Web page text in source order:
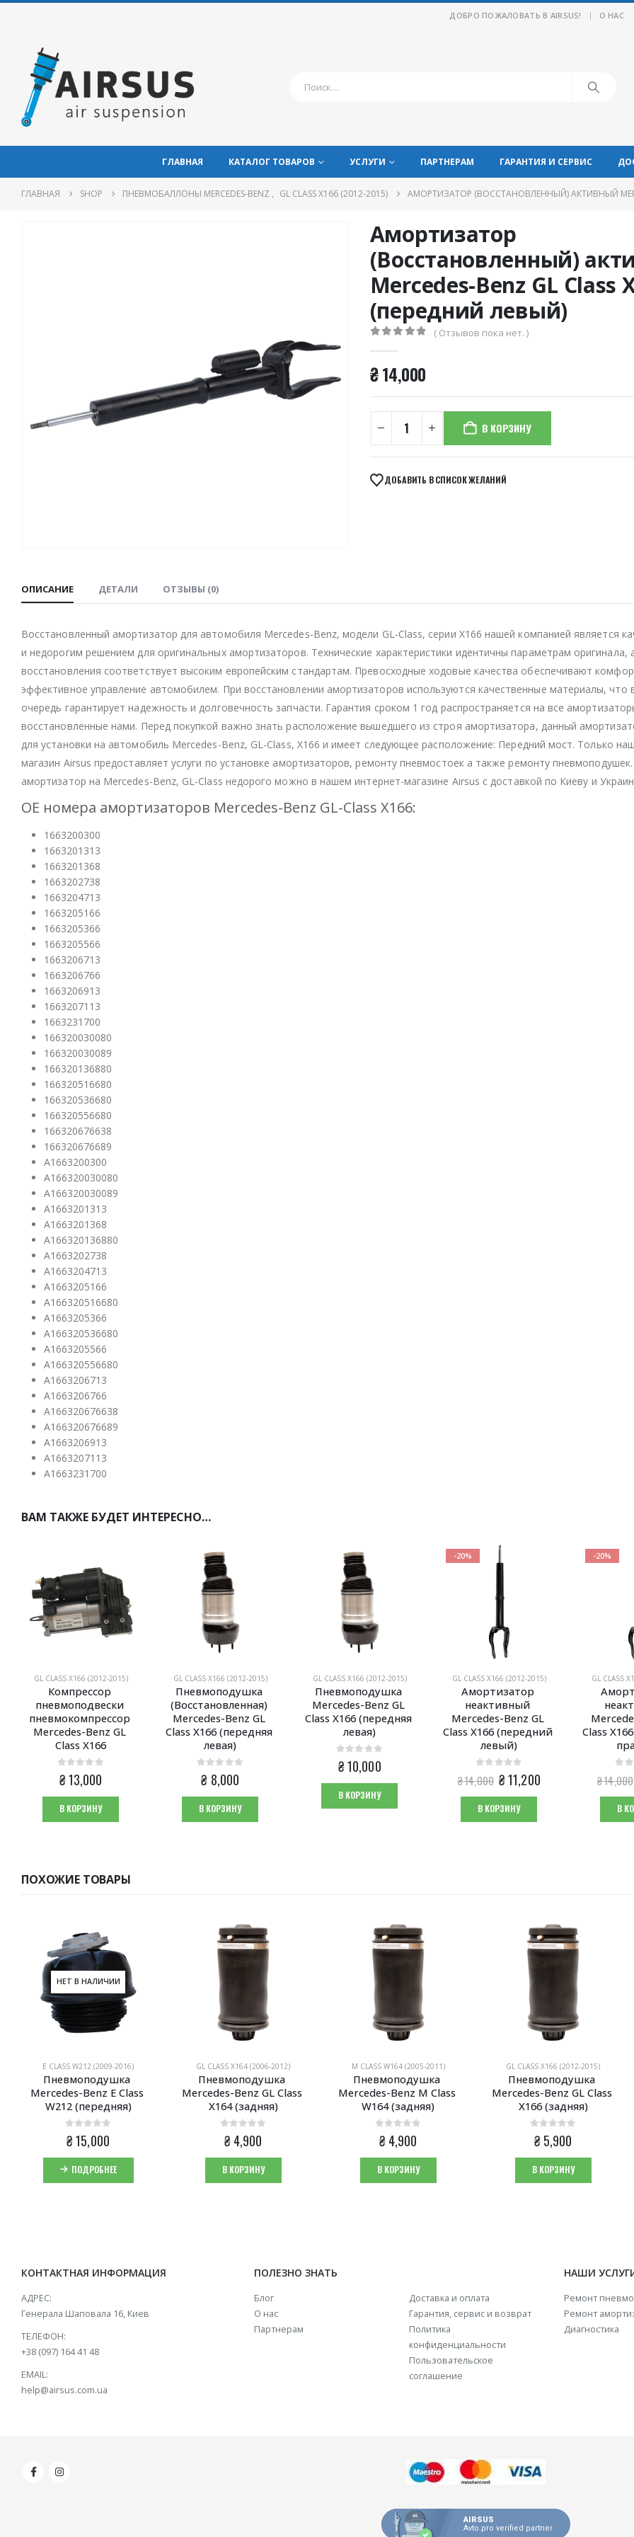
ДОБРО ПОЖАЛОВАТЬ В AIRSUS! | О НАС
ГЛАВНАЯ КАТАЛОГ ТОВАРОВ УСЛУГИ ПАРТНЕРАМ ГАРАНТИЯ И СЕРВИС
ГЛАВНАЯ SHOP ПНЕВМОБАЛЛОНЫ MERCEDES-BENZ , GL CLASS X166 (2012-2015) АМОРТИЗАТОР (ВОССТАНОВЛЕННЫЙ) АКТИВНЫЙ
Амортизатор
(Восстановленный)
Mercedes-Benz GL Class
(передний левый)
( Отзывов пока нет. )
₴14,000
В КОРЗИНУ
ДОБАВИТЬ В СПИСОК ЖЕЛАНИЙ
ОПИСАНИЕ ДЕТАЛИ ОТЗЫВЫ (0)
Восстановленный амортизатор для автомобиля Mercedes-Benz, модели GL-Class, серии X166 нашей компанией является
и недорогим решением для оригинальных амортизаторов. Технические характеристики идентичны параметрам оригинала,
восстановления соответствует высоким европейским стандартам. Превосходные ходовые качества обеспечивают
эффективное управление автомобилем. При восстановлении амортизаторов используются качественные материалы, что
очередь гарантирует надежность и долговечность запчасти. Гарантия сроком 1 год распространяется на все
восстановленные нами. Перед покупкой важно знать расположение вышедшего из строя амортизатора, данный
для установки на автомобиль Mercedes-Benz, GL-Class, X166 и имеет следующее расположение: Передний мост. Только
магазин Airsus предоставляет услуги по установке амортизаторов, ремонту пневмостоек а также ремонту
амортизатор на Mercedes-Benz, GL-Class недорого можно в нашем интернет-магазине Airsus с доставкой по Киеву и
OE номера амортизаторов Mercedes-Benz GL-Class X166:
1663200300
1663201313
1663201368
1663202738
1663204713
1663205166
1663205366
1663205566
1663206713
1663206766
1663206913
1663207113
1663231700
166320030080
166320030089
166320136880
166320516680
166320536680
166320556680
166320676638
166320676689
A1663200300
A166320030080
A166320030089
A1663201313
A1663201368
A166320136880
A1663202738
A1663204713
A1663205166
A166320516680
A1663205366
A166320536680
A1663205566
A166320556680
A1663206713
A1663206766
A166320676638
A166320676689
A1663206913
A1663207113
A1663231700
ВАМ ТАКЖЕ БУДЕТ ИНТЕРЕСНО…
GL CLASS X166 (2012-2015)
Компрессор
пневмоподвески
пневмокомпрессор
Mercedes-Benz GL
Class X166
0 из 5
₴13,000
В КОРЗИНУ
GL CLASS X166 (2012-2015)
Пневмоподушка
(Восстановленная)
Mercedes-Benz GL
Class X166 (передняя
левая)
0из 5
₴ 8,000
В КОРЗИНУ
GL CLASS X166 (2012-2015)
Пневмоподушка
Mercedes-Benz GL
Class X166 (передняя
левая)
0 из 5
₴10,000
В КОРЗИНУ
-20%
GL CLASS X166 (2012-2015)
Амортизатор
неактивный
Mercedes-Benz GL
Class X166 (передний
левый)
из 5
₴14,000 Первоначальная
цена
составляла
₴ 14,000.
₴11,200Текущая
В КОРЗИНУ
-20%
GL CLASS
Class
₴14,000
В
ПОХОЖИЕ ТОВАРЫ
НЕТ В НАЛИЧИИ
E CLASS W212 (2009-2016)
Пневмоподушка
Mercedes-Benz E Class
W212 (передняя)
0 из 5
₴15,000
ПОДРОБНЕЕ
GL CLASS X164 (2006-2012)
Пневмоподушка
Mercedes-Benz GL Class
X164 (задняя)
0из 5
₴4,900
В КОРЗИНУ
M CLASS W164 (2005-2011)
Пневмоподушка
Mercedes-Benz M Class
W164 (задняя)
0из 5
₴4,900
В КОРЗИНУ
GL CLASS X166 (2012-2015)
Пневмоподушка
Mercedes-Benz GL Class
X166 (задняя)
0из 5
₴5,900
В КОРЗИНУ
КОНТАКТНАЯ ИНФОРМАЦИЯ
АДРЕС:
Генерала Шаповала 16, Киев
ТЕЛЕФОН:
+38 (097) 164 41 48
EMAIL:
help@airsus.com.ua
ПОЛЕЗНО ЗНАТЬ
Блог
О нас
Партнерам
Доставка и оплата
Гарантия, сервис и возврат
Политика
конфиденциальности
Пользовательское
соглашение
НАШИ
Ремонт
Ремонт
Диагностика
AIRSUS
Avto.pro verified partner